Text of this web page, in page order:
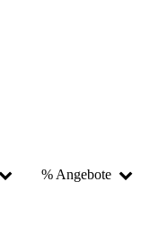
% Angebote